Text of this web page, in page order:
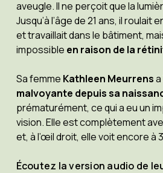
aveugle. Il ne perçoit que la
Jusqu’à l’âge de 21 ans, il
et travaillait dans le bâtiment,
impossible en raison de la
Sa femme Kathleen Meurrens
malvoyante depuis sa
prématurément, ce qui a eu un
vision. Elle est complètement
et, à l’œil droit, elle voit encore à
Écoutez la version audio de